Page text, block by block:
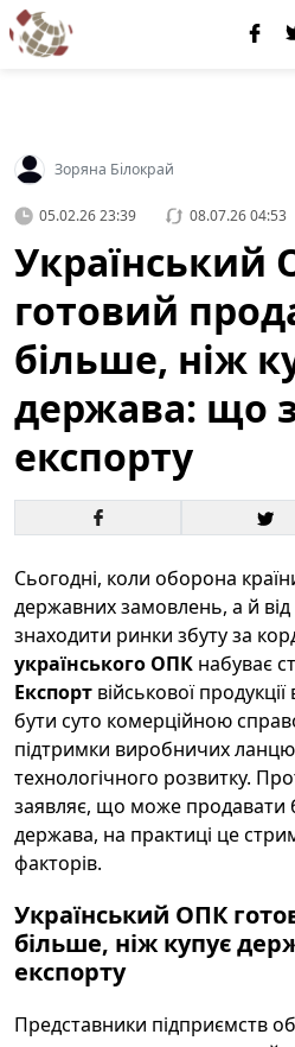
Зоряна Білокрай
05.02.26 23:39 08.07.26 04:53
Український
готовий
більше, ніж
держава: що
експорту
Сьогодні, коли оборона
державних замовлень, а й
знаходити ринки збуту за
українського ОПК набуває
Експорт військової
бути суто комерційною
підтримки виробничих
технологічного розвитку.
заявляє, що може продавати
держава, на практиці це
факторів.
Український ОПК
більше, ніж купує
експорту
Представники підприємств